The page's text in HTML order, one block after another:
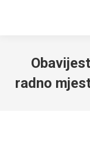
radno